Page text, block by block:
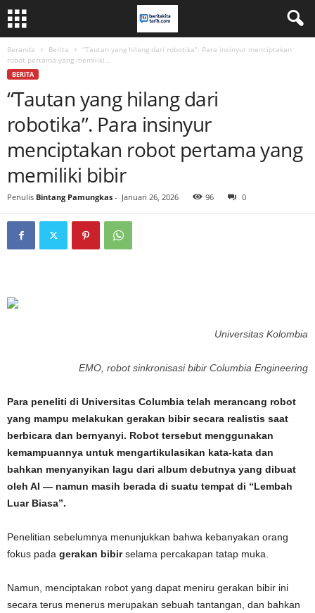
Beranda Berita
“Tautan yang hilang dari robotika”. Para insinyur menciptakan
robot pertama yang memiliki...
BERITA
“Tautan yang hilang dari
robotika”. Para insinyur
menciptakan robot pertama yang
memiliki bibir
Penulis Bintang Pamungkas - Januari 26, 2026 96 0
Universitas Kolombia
EMO, robot sinkronisasi bibir Columbia Engineering
Para peneliti di Universitas Columbia telah merancang robot
yang mampu melakukan gerakan bibir secara realistis saat
berbicara dan bernyanyi. Robot tersebut menggunakan
kemampuannya untuk mengartikulasikan kata-kata dan
bahkan menyanyikan lagu dari album debutnya yang dibuat
oleh AI — namun masih berada di suatu tempat di “Lembah
Luar Biasa”.
Penelitian sebelumnya menunjukkan bahwa kebanyakan orang
fokus pada gerakan bibirselama percakapan tatap muka.
Namun, menciptakan robot yang dapat meniru gerakan bibir ini
secara terus menerus merupakan sebuah tantangan, dan bahkan